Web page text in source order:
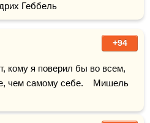
Геббель
+94
кому я поверил бы во всем,
чем самому себе.    Мишель